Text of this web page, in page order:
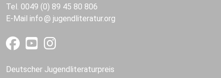
Tel. 0049 (0) 89 45 80 806
E-Mail info jugendliteratur.org
Deutscher Jugendliteraturpreis